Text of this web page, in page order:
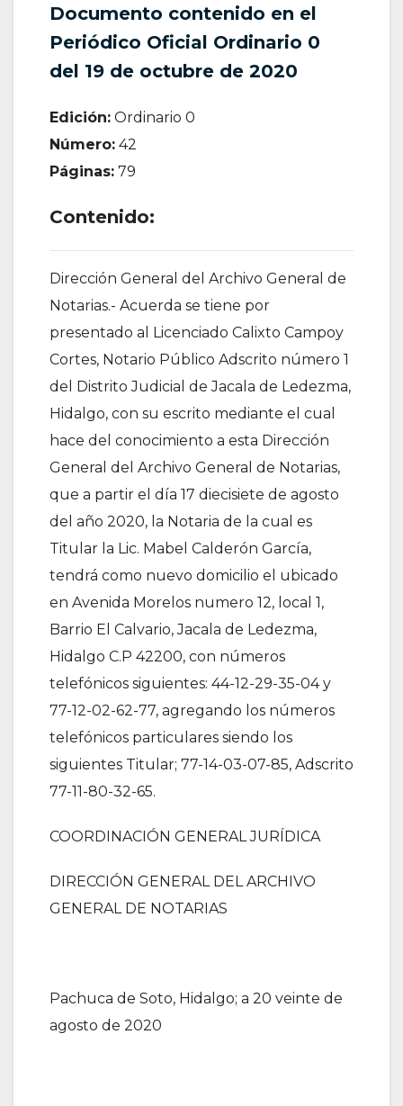
Documento contenido en el
Periódico Oficial Ordinario 0
del 19 de octubre de 2020
Edición: Ordinario 0
Número: 42
Páginas: 79
Contenido:
Dirección General del Archivo General de
Notarias.- Acuerda se tiene por
presentado al Licenciado Calixto Campoy
Cortes, Notario Público Adscrito número 1
del Distrito Judicial de Jacala de Ledezma,
Hidalgo, con su escrito mediante el cual
hace del conocimiento a esta Dirección
General del Archivo General de Notarias,
que a partir el día 17 diecisiete de agosto
del año 2020, la Notaria de la cual es
Titular la Lic. Mabel Calderón García,
tendrá como nuevo domicilio el ubicado
en Avenida Morelos numero 12, local 1,
Barrio El Calvario, Jacala de Ledezma,
Hidalgo C.P 42200, con números
telefónicos siguientes: 44-12-29-35-04 y
77-12-02-62-77, agregando los números
telefónicos particulares siendo los
siguientes Titular; 77-14-03-07-85, Adscrito
77-11-80-32-65.
COORDINACIÓN GENERAL JURÍDICA
DIRECCIÓN GENERAL DEL ARCHIVO
GENERAL DE NOTARIAS
Pachuca de Soto, Hidalgo; a 20 veinte de
agosto de 2020